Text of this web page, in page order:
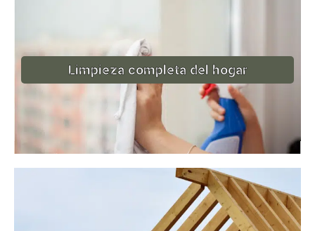
Limpieza completa del hogar